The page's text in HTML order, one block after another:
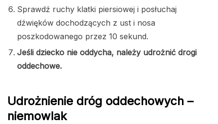
Sprawdź ruchy klatki piersiowej i posłuchaj
dźwięków dochodzących z ust i nosa
poszkodowanego przez 10 sekund.
Jeśli dziecko nie oddycha, należy udrożnić drogi
oddechowe.
Udrożnienie dróg oddechowych –
niemowlak